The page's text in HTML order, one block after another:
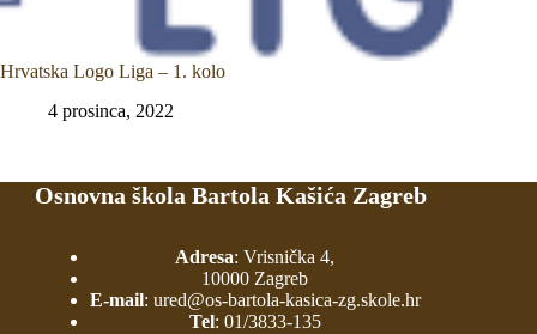
Hrvatska Logo Liga – 1. kolo
4 prosinca, 2022
Osnovna škola Bartola Kašića Zagreb
Adresa: Vrisnička 4,
10000 Zagreb
E-mail: ured@os-bartola-kasica-zg.skole.hr
Tel: 01/3833-135